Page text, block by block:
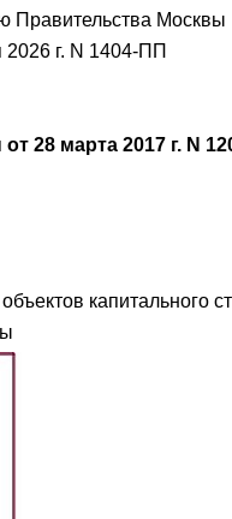
Правительства Москвы
2026 г. N 1404-ПП
28 марта 2017 г. N
капитального